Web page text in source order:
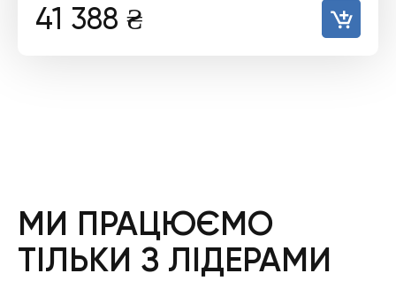
41 388 ₴
МИ ПРАЦЮЄМО
ТІЛЬКИ З ЛІДЕРАМИ